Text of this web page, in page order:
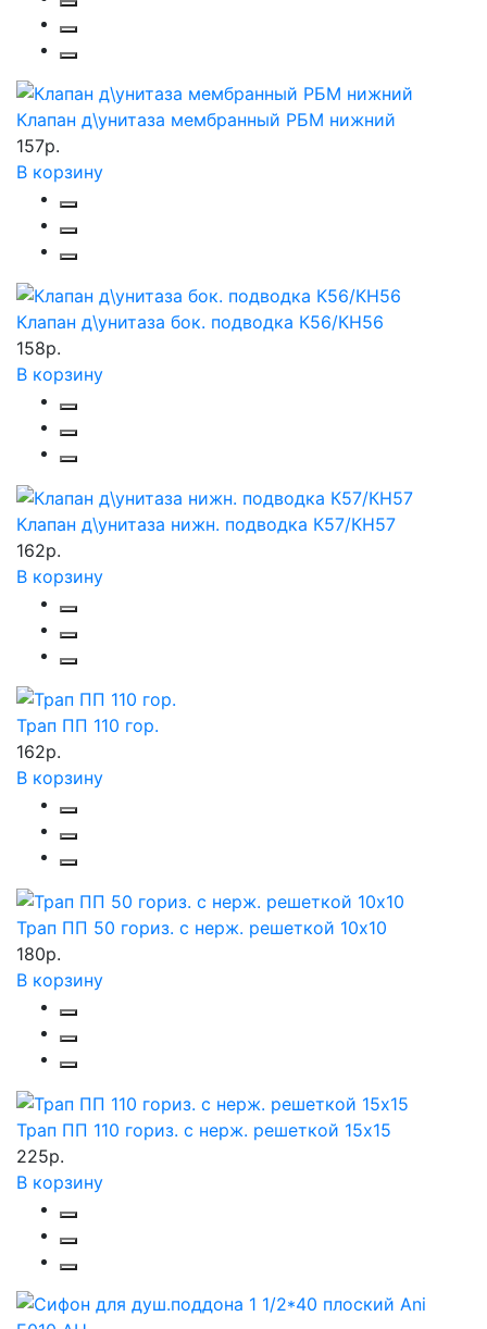
Клапан д\унитаза мембранный РБМ нижний
157р.
В корзину
Клапан д\унитаза бок. подводка К56/КН56
158р.
В корзину
Клапан д\унитаза нижн. подводка К57/КН57
162р.
В корзину
Трап ПП 110 гор.
162р.
В корзину
Трап ПП 50 гориз. с нерж. решеткой 10х10
180р.
В корзину
Трап ПП 110 гориз. с нерж. решеткой 15х15
225р.
В корзину